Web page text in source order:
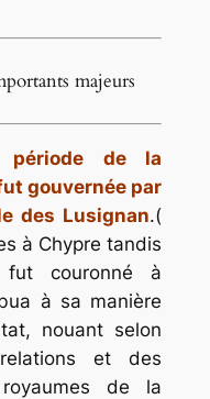
majeurs
période de la
gouvernée par
des Lusignan.(
à Chypre tandis
couronné à
à sa manière
nouant selon
et des
royaumes de la